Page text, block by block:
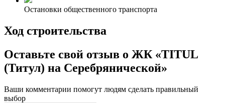
Остановки общественного транспорта
Ход строительства
Оставьте свой отзыв о ЖК «TITUL
(Титул) на Серебрянической»
Ваши комментарии помогут людям сделать правильный
выбор